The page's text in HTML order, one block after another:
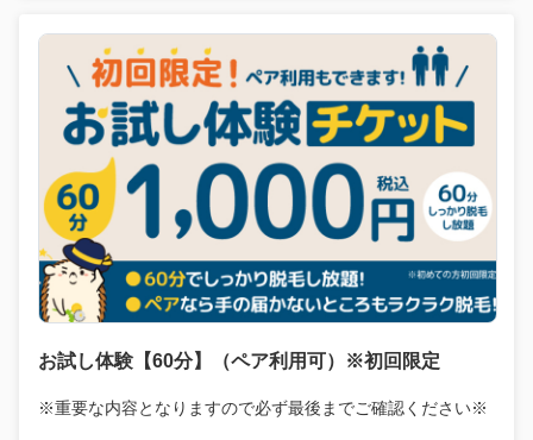
お試し体験【60分】（ペア利用可）※初回限定
※重要な内容となりますので必ず最後までご確認ください※